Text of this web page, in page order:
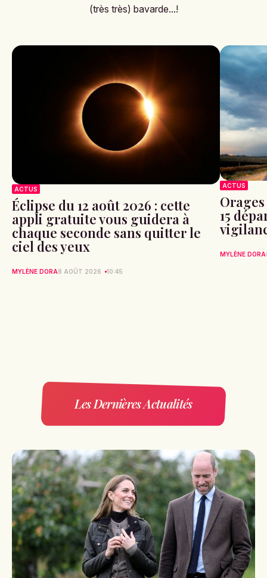
(très très) bavarde...!
ACTUS
Éclipse du 12 août 2026 : cette
appli gratuite vous guidera à
chaque seconde sans quitter le
ciel des yeux
MYLÈNE DORA8 AOÛT 2026 10:45
ACTUS
15
MYLÈNE DORA
Les Dernières Actualités